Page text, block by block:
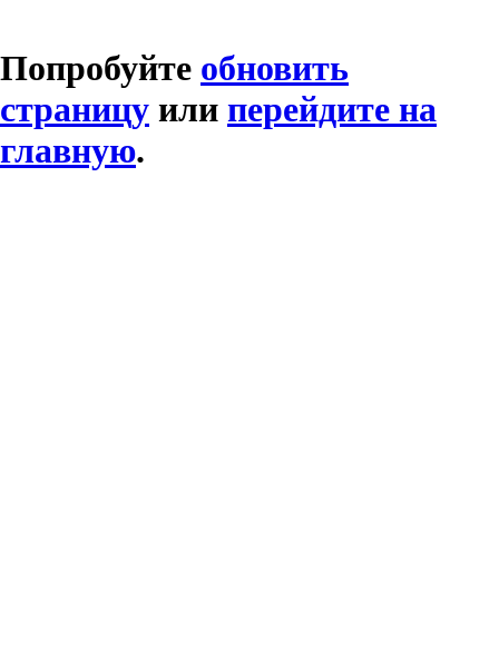
Попробуйте обновить
страницу или перейдите на
главную.